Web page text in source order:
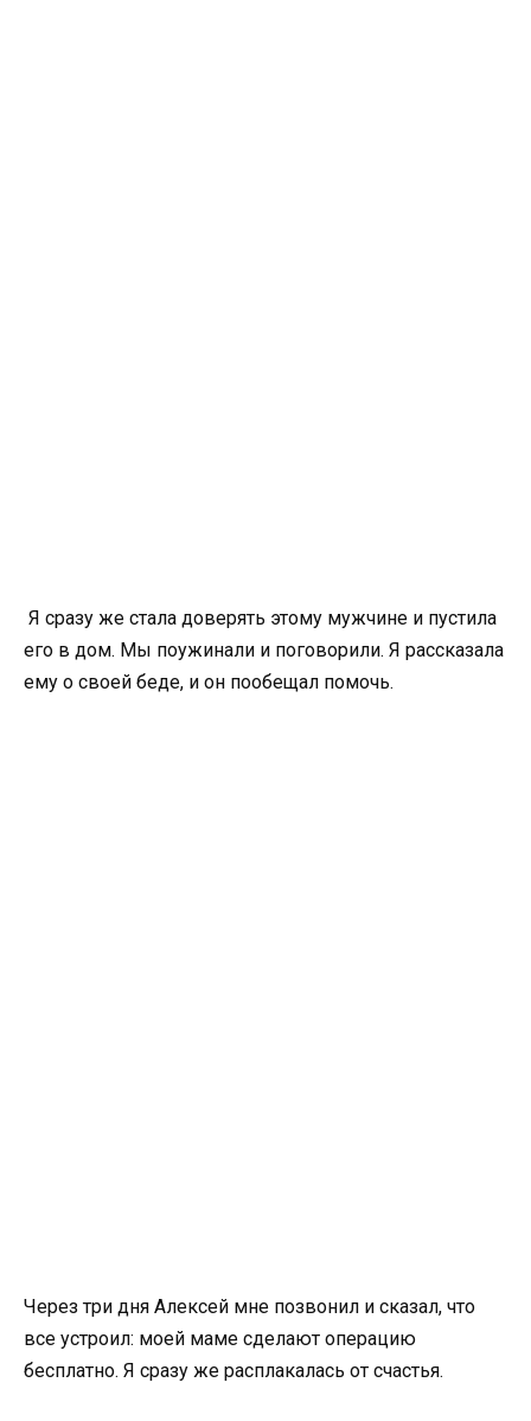
Я сразу же стала доверять этому мужчине и пустила
его в дом. Мы поужинали и поговорили. Я рассказала
ему о своей беде, и он пообещал помочь.
Через три дня Алексей мне позвонил и сказал, что
все устроил: моей маме сделают операцию
бесплатно. Я сразу же расплакалась от счастья.